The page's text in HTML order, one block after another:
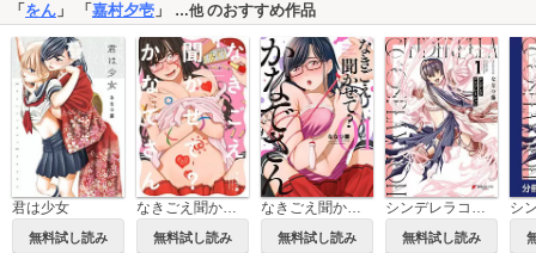
「 をん 」 「 嘉村夕壱 」 …他のおすすめ作品
君は少女
無料試し読み 無料試し読み
なきごえ聞かせて？ かなでさん
無料試し読み 無料試し読み